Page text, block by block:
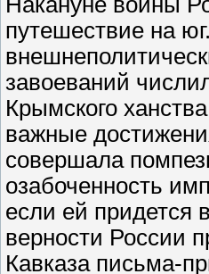
путешествие на
завоеваний
Крымского
важные
совершала
озабоченность
если ей придется
верности России
Кавказа письма-